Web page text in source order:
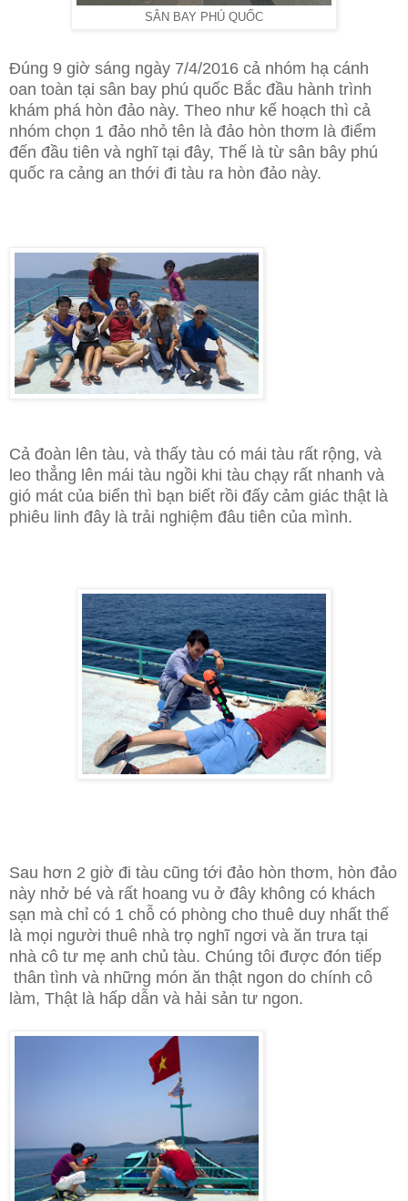
SÂN BAY PHÚ QUỐC
Đúng 9 giờ sáng ngày 7/4/2016 cả nhóm hạ cánh
oan toàn tại sân bay phú quốc Bắc đầu hành trình
khám phá hòn đảo này. Theo như kế hoạch thì cả
nhóm chọn 1 đảo nhỏ tên là đảo hòn thơm là điểm
đến đầu tiên và nghĩ tại đây, Thế là từ sân bây phú
quốc ra cảng an thới đi tàu ra hòn đảo này.
Cả đoàn lên tàu, và thấy tàu có mái tàu rất rộng, và
leo thẳng lên mái tàu ngồi khi tàu chạy rất nhanh và
gió mát của biển thì bạn biết rồi đấy cảm giác thật là
phiêu linh đây là trải nghiệm đâu tiên của mình.
Sau hơn 2 giờ đi tàu cũng tới đảo hòn thơm, hòn đảo
này nhở bé và rất hoang vu ở đây không có khách
sạn mà chỉ có 1 chỗ có phòng cho thuê duy nhất thế
là mọi người thuê nhà trọ nghĩ ngơi và ăn trưa tại
nhà cô tư mẹ anh chủ tàu. Chúng tôi được đón tiếp
thân tình và những món ăn thật ngon do chính cô
làm, Thật là hấp dẫn và hải sản tư ngon.